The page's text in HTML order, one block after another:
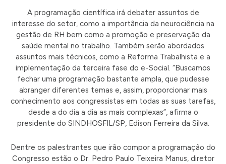
A programação científica irá debater assuntos de
interesse do setor, como a importância da neurociência na
gestão de RH bem como a promoção e preservação da
saúde mental no trabalho. Também serão abordados
assuntos mais técnicos, como a Reforma Trabalhista e a
implementação da terceira fase do e-Social. “Buscamos
fechar uma programação bastante ampla, que pudesse
abranger diferentes temas e, assim, proporcionar mais
conhecimento aos congressistas em todas as suas tarefas,
desde a do dia a dia as mais complexas”, afirma o
presidente do SINDHOSFIL/SP, Edison Ferreira da Silva.
Dentre os palestrantes que irão compor a programação do
Congresso estão o Dr. Pedro Paulo Teixeira Manus, diretor